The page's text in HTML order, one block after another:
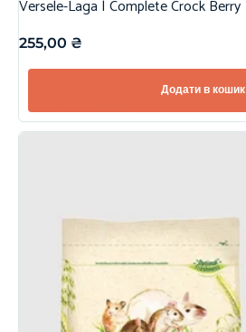
Versele-Laga | Complete Crock Berry
255,00 ₴
Додати в кошик